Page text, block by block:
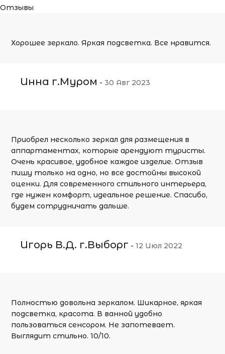
Отзывы
Хорошее зеркало. Яркая подсветка. Все нравится.
Инна г.Муром - 30 Авг 2023
Приобрел несколько зеркал для размещения в
аппартаментах, которые арендуют туристы.
Очень красивое, удобное каждое изделие. Отзыв
пишу только на одно, но все достойны высокой
оценки. Для современного стильного интерьера,
где нужен комфорт, идеальное решение. Спасибо,
будем сотрудничать дальше.
Игорь В.Д. г.Выборг - 12 Июл 2022
Полностью довольна зеркалом. Шикарное, яркая
подсветка, красота. В ванной удобно
пользоваться сенсором. Не запотевает.
Выглядит стильно. 10/10.